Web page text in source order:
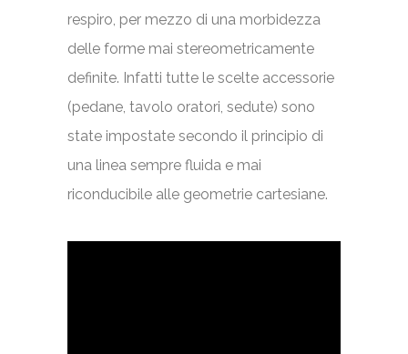
respiro, per mezzo di una morbidezza
delle forme mai stereometricamente
definite. Infatti tutte le scelte accessorie
(pedane, tavolo oratori, sedute) sono
state impostate secondo il principio di
una linea sempre fluida e mai
riconducibile alle geometrie cartesiane.